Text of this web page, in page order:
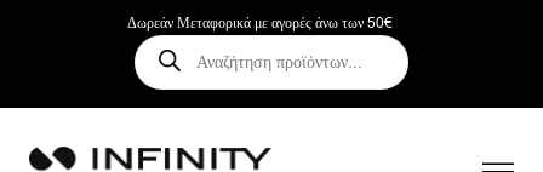
Δωρεάν Μεταφορικά με αγορές άνω των 50€
Αναζήτηση
προϊόντων